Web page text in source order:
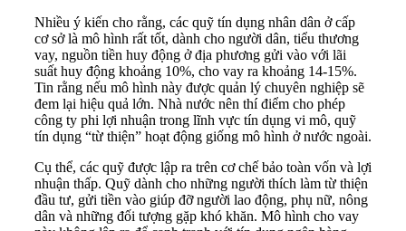
Nhiều ý kiến cho rằng, các quỹ tín dụng nhân dân ở cấp
cơ sở là mô hình rất tốt, dành cho người dân, tiểu thương
vay, nguồn tiền huy động ở địa phương gửi vào với lãi
suất huy động khoảng 10%, cho vay ra khoảng 14-15%.
Tin rằng nếu mô hình này được quản lý chuyên nghiệp sẽ
đem lại hiệu quả lớn. Nhà nước nên thí điểm cho phép
công ty phi lợi nhuận trong lĩnh vực tín dụng vi mô, quỹ
tín dụng “từ thiện” hoạt động giống mô hình ở nước ngoài.
Cụ thể, các quỹ được lập ra trên cơ chế bảo toàn vốn và lợi
nhuận thấp. Quỹ dành cho những người thích làm từ thiện
đầu tư, gửi tiền vào giúp đỡ người lao động, phụ nữ, nông
dân và những đối tượng gặp khó khăn. Mô hình cho vay